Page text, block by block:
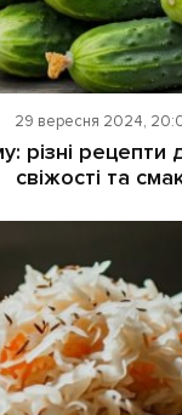
29 вересня 2024,
різні
свіжості та